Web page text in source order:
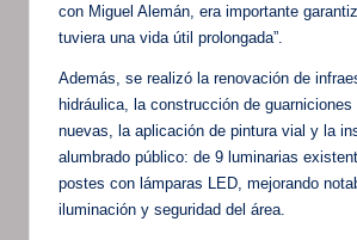
con Miguel Alemán, era importante
tuviera una vida útil prolongada”.
Además, se realizó la renovación de
hidráulica, la construcción de guarniciones
nuevas, la aplicación de pintura vial y la
alumbrado público: de 9 luminarias
postes con lámparas LED, mejorando
iluminación y seguridad del área.